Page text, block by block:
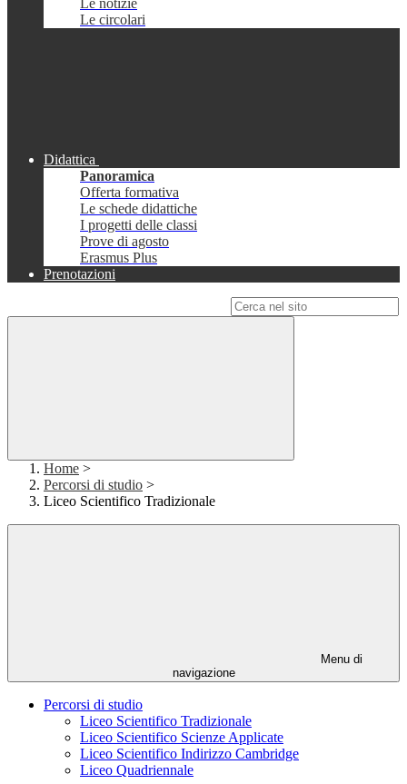
Le notizie
Le circolari
Didattica
Panoramica
Offerta formativa
Le schede didattiche
I progetti delle classi
Prove di agosto
Erasmus Plus
Prenotazioni
Home >
Percorsi di studio >
Liceo Scientifico Tradizionale
Menu di
navigazione
Percorsi di studio
Liceo Scientifico Tradizionale
Liceo Scientifico Scienze Applicate
Liceo Scientifico Indirizzo Cambridge
Liceo Quadriennale